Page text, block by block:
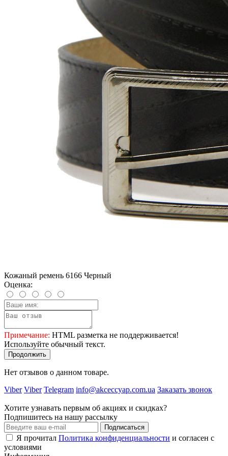
Кожаный ремень 6166 Черный
Оценка:
Примечание: HTML разметка не поддерживается!
Используйте обычный текст.
Продолжить
Нет отзывов о данном товаре.
Viber Viber Telegram info@akceccyap.com.ua Заказать звонок
Хотите узнавать первым об акциях и скидках?
Подпишитесь на нашу рассылку
Подписаться
Я прочитал Политика конфиденциальности и согласен с
условиями